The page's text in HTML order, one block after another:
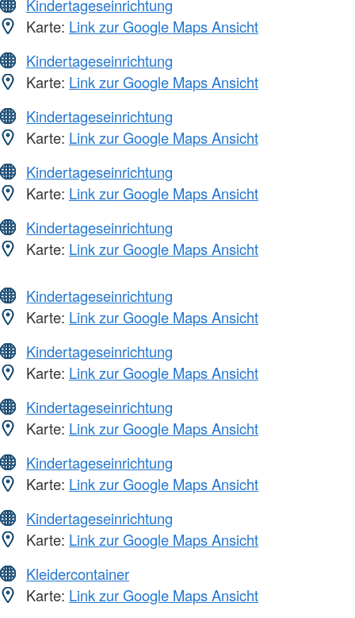
Kindertageseinrichtung
Karte: Link zur Google Maps Ansicht
Kindertageseinrichtung
Karte: Link zur Google Maps Ansicht
Kindertageseinrichtung
Karte: Link zur Google Maps Ansicht
Kindertageseinrichtung
Karte: Link zur Google Maps Ansicht
Kindertageseinrichtung
Karte: Link zur Google Maps Ansicht
Kindertageseinrichtung
Karte: Link zur Google Maps Ansicht
Kindertageseinrichtung
Karte: Link zur Google Maps Ansicht
Kindertageseinrichtung
Karte: Link zur Google Maps Ansicht
Kindertageseinrichtung
Karte: Link zur Google Maps Ansicht
Kindertageseinrichtung
Karte: Link zur Google Maps Ansicht
Kleidercontainer
Karte: Link zur Google Maps Ansicht